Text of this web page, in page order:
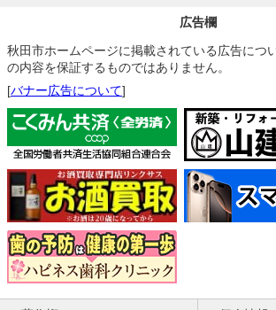
広告欄
秋田市ホームページに掲載されている広告につ
の内容を保証するものではありません。
[バナー広告について]